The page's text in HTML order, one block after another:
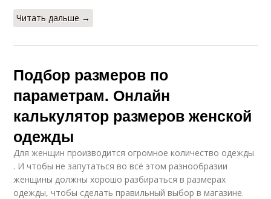
Читать дальше →
Подбор размеров по
параметрам. Онлайн
калькулятор размеров женской
одежды
Для женщин производится огромное количество одежды
. И чтобы не запутаться во всё этом разнообразии
женщины должны хорошо разбираться в размерах
одежды, чтобы сделать правильный выбор в магазине.